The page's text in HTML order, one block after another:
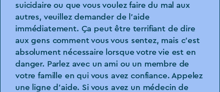
suicidaire ou que vous voulez faire du mal aux
autres, veuillez demander de l’aide
immédiatement. Ça peut être terrifiant de dire
aux gens comment vous vous sentez, mais c’est
absolument nécessaire lorsque votre vie est en
danger. Parlez avec un ami ou un membre de
votre famille en qui vous avez confiance. Appelez
une ligne d’aide. Si vous avez un médecin de